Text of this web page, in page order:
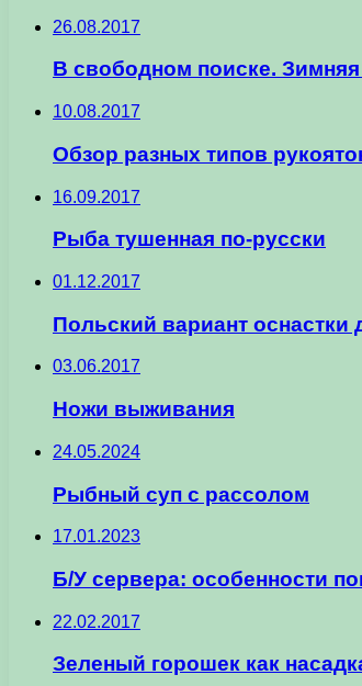
26.08.2017
В свободном поиске.
10.08.2017
Обзор разных типов
16.09.2017
Рыба тушенная по-русски
01.12.2017
Польский вариант
03.06.2017
Ножи выживания
24.05.2024
Рыбный суп с рассолом
17.01.2023
Б/У сервера: особенности
22.02.2017
Зеленый горошек как